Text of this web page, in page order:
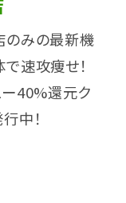
のみの最新機
速攻痩せ！
40%還元ク
中！